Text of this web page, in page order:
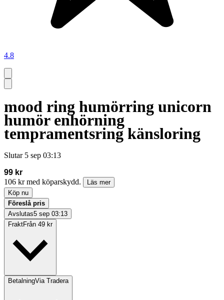
4.8
mood ring humörring unicorn
humör enhörning
tempramentsring känsloring
Slutar 5 sep 03:13
99 kr
106 kr med köparskydd.
Läs mer
Köp nu
Föreslå pris
Avslutas5 sep 03:13
FraktFrån 49 kr
BetalningVia Tradera